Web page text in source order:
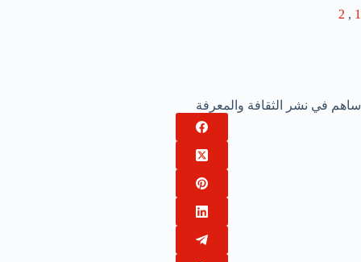
1
,
2
ساهم في نشر الثقافة والمعرفة